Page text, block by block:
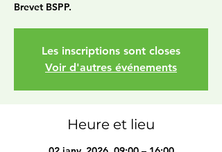
Brevet BSPP.
Les inscriptions sont closes
Voir d'autres événements
Heure et lieu